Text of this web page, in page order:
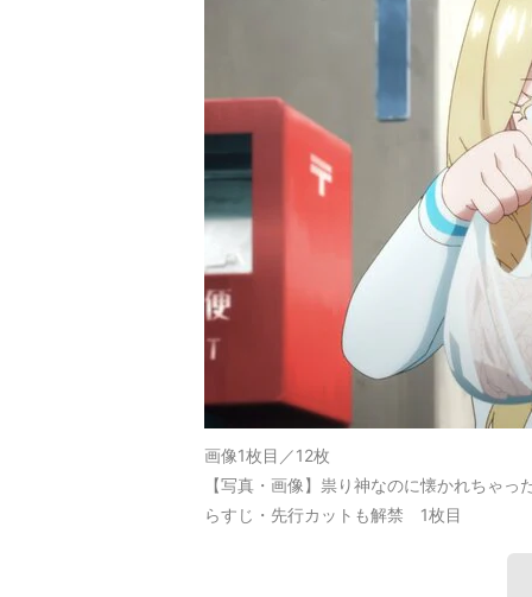
画像1枚目／12枚
【写真・画像】祟り神なのに懐かれちゃ
らすじ・先行カットも解禁 1枚目